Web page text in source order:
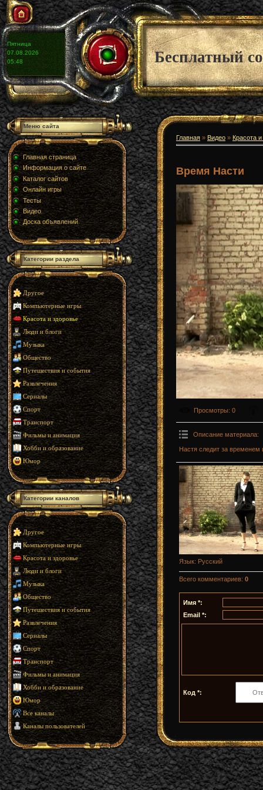
Пятница
07.08.2026
05:48
Бесплатный
Меню сайта
Главная страница
Информация о сайте
Каталог сайтов
Онлайн игры
Тесты
Видео
Доска объявлений
Категории раздела
Другое
Компьютерные игры
Красота и здоровье
Люди и блоги
Музыка
Общество
Путешествия и события
Развлечения
Сериалы
Спорт
Транспорт
Фильмы и анимация
Хобби и образование
Юмор
Категории каналов
Другое
Компьютерные игры
Красота и здоровье
Люди и блоги
Музыка
Общество
Путешествия и события
Развлечения
Сериалы
Спорт
Транспорт
Фильмы и анимация
Хобби и образование
Юмор
Все каналы
Каналы пользователей
Главная » Видео » Красота
Время Насти
Просмотры: 0
Описание материала:
Настя следит за временем
Язык: Русский
Всего комментариев: 0
Имя *:
Email *:
Код *: